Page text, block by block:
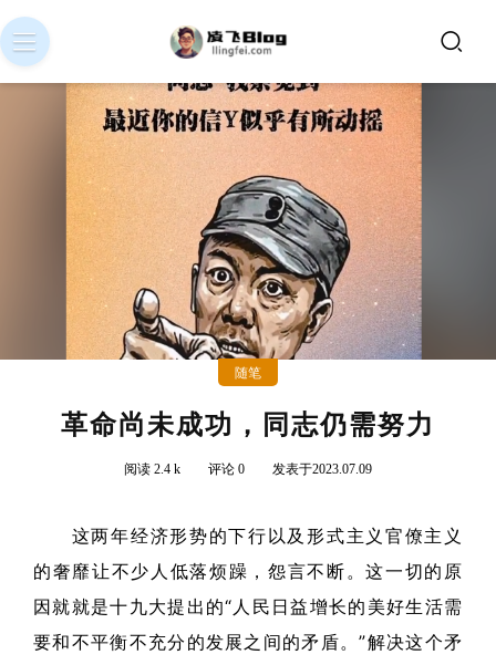
随笔
革命尚未成功，同志仍需努力
阅读 2.4 k 评论 0 发表于2023.07.09
这两年经济形势的下行以及形式主义官僚主义
的奢靡让不少人低落烦躁，怨言不断。这一切的原
因就就是十九大提出的“人民日益增长的美好生活需
要和不平衡不充分的发展之间的矛盾。”解决这个矛